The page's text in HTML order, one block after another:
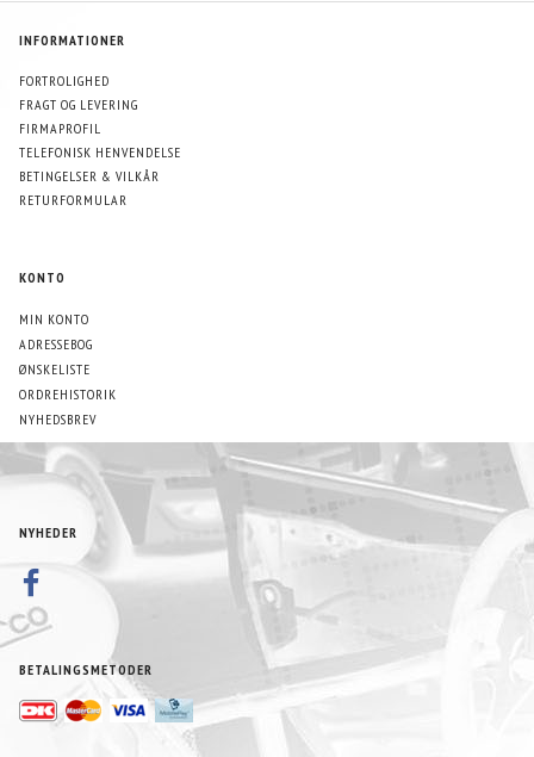
INFORMATIONER
FORTROLIGHED
FRAGT OG LEVERING
FIRMAPROFIL
TELEFONISK HENVENDELSE
BETINGELSER & VILKÅR
RETURFORMULAR
KONTO
MIN KONTO
ADRESSEBOG
ØNSKELISTE
ORDREHISTORIK
NYHEDSBREV
NYHEDER
BETALINGSMETODER